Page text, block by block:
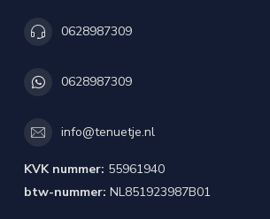
0628987309
0628987309
info@tenuetje.nl
KVK nummer: 55961940
btw-nummer: NL851923987B01